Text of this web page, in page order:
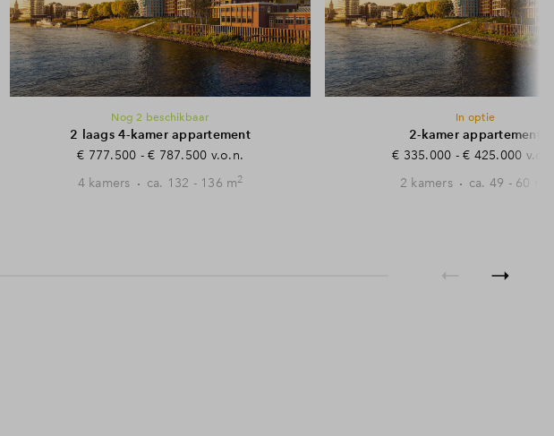
Nog 2 beschikbaar
2 laags 4-kamer appartement
€ 777.500 - € 787.500 v.o.n.
4 kamers
ca. 132 - 136 m2
In optie
2-kamer appartement
€ 335.000 - € 425.000
2 kamers
ca. 49 - 60 m